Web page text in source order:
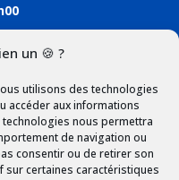
un 🍪 ?
utilisons des technologies
accéder aux informations
nous permettra
de navigation ou
consentir ou de retirer son
sur certaines caractéristiques
SHOPPING
Mon compte
Panier
et retour